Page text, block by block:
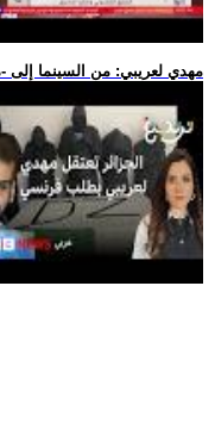
.. مهدي لعريبي: من السينما